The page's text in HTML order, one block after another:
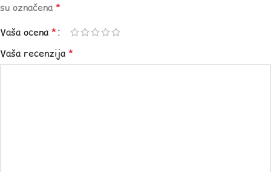
su označena *
Vaša ocena *
Vaša recenzija *